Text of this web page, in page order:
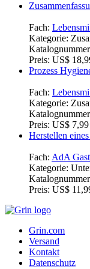
Fach:
Kategorie:
Preis: US$
Prozess
Fach:
Kategorie:
Preis: US$ 7,99
Herstellen
Fach: AdA
Kategorie:
Preis: US$
Grin.com
Versand
Kontakt
Datenschutz